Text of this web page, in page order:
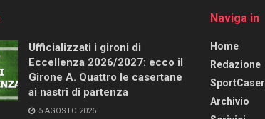
Ufficializzati i gironi di
Eccellenza 2026/2027: ecco il
Girone A. Quattro le casertane
ai nastri di partenza
5 AGOSTO 2026
Naviga in
Home
Redazione
Archivio